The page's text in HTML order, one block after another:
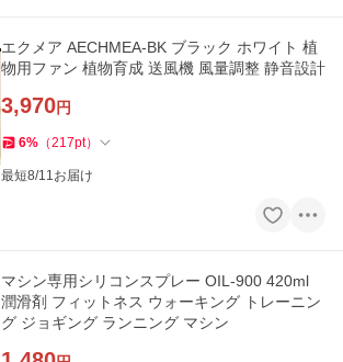
エクメア AECHMEA-BK ブラック ホワイト 植
物用ファン 植物育成 送風機 風量調整 静音設計
3,970円
6% （217pt）
最短8/11お届け
マシン専用シリコンスプレー OIL-900 420ml
潤滑剤 フィットネス ウォーキング トレーニン
グ ジョギング ランニング マシン